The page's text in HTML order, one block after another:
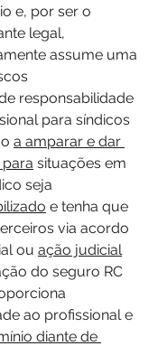
e, por ser o
legal,
assume uma
responsabilidade
para síndicos
a amparar e dar
situações em
seja
e tenha que
via acordo
ou ação judicial
do seguro RC
ao profissional e
diante de